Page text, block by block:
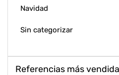
Navidad
Sin categorizar
Referencias más